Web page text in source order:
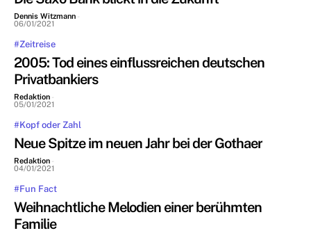
Dennis Witzmann -
06/01/2021
#Zeitreise
2005: Tod eines einflussreichen deutschen
Privatbankiers
Redaktion -
05/01/2021
#Kopf oder Zahl
Neue Spitze im neuen Jahr bei der Gothaer
Redaktion -
04/01/2021
#Fun Fact
Weihnachtliche Melodien einer berühmten
Familie